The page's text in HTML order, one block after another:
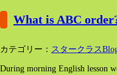
What is ABC
カテゴリー： スタークラス
During morning English lesson